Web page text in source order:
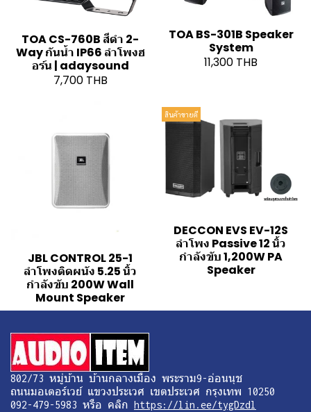
TOA CS-760B สีดำ 2-
Way กันน้ำ IP66 ลำโพงฮ
อร์น | adaysound
7,700 THB
TOA BS-301B Speaker
System
11,300 THB
JBL CONTROL 25-1
ลำโพงติดผนัง 5.25 นิ้ว
กำลังขับ 200W Wall
Mount Speaker
สินค้าขายดี
DECCON EVS EV-12S
ลำโพง Passive 12 นิ้ว
กำลังขับ 1,200W PA
Speaker
802/73 หมู่บ้าน บ้านกลางเมือง พระราม9-อ่อนนุช
ถนนมอเตอร์เวย์ แขวงประเวศ เขตประเวศ กรุงเทพ 10250
092-479-5983 หรือ คลิก https://lin.ee/tygDzdl